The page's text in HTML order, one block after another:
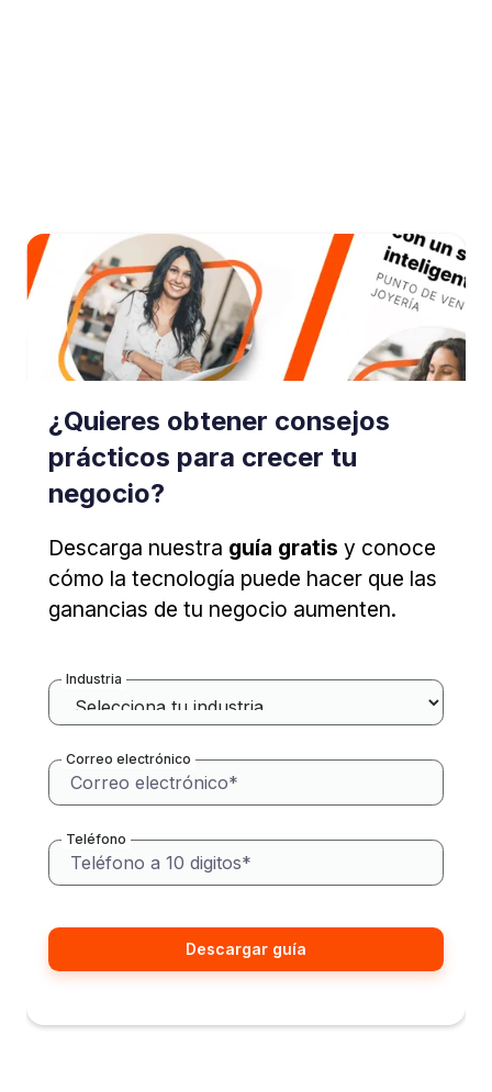
¿Quieres obtener consejos
prácticos para crecer tu
negocio?
Descarga nuestra guía gratis y conoce
cómo la tecnología puede hacer que las
ganancias de tu negocio aumenten.
Industria
Correo electrónico
Teléfono